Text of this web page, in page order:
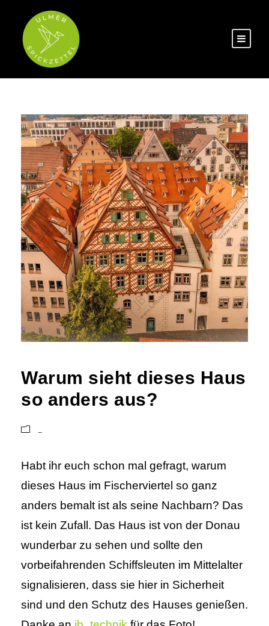
Warum sieht dieses Haus
so anders aus?
Habt ihr euch schon mal gefragt, warum
dieses Haus im Fischerviertel so ganz
anders bemalt ist als seine Nachbarn? Das
ist kein Zufall. Das Haus ist von der Donau
wunderbar zu sehen und sollte den
vorbeifahrenden Schiffsleuten im Mittelalter
signalisieren, dass sie hier in Sicherheit
sind und den Schutz des Hauses genießen.